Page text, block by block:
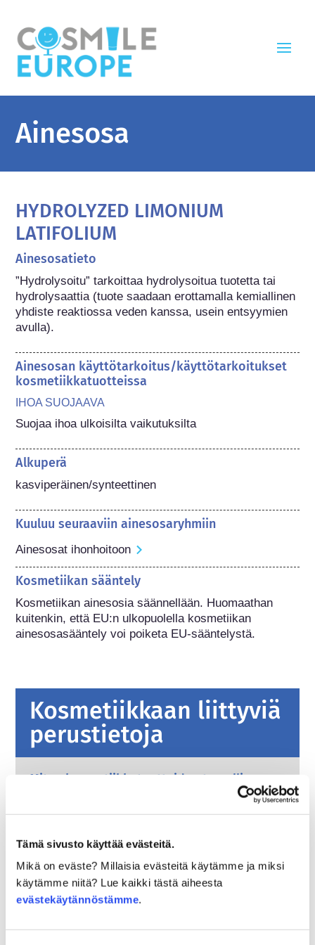
Tämä sivusto käyttää evästeitä.
Mikä on eväste? Millaisia evästeitä käytämme ja miksi
käytämme niitä? Lue kaikki tästä aiheesta
evästekäytännöstämme.
Ainesosa
HYDROLYZED LIMONIUM
LATIFOLIUM
Ainesosatieto
”Hydrolysoitu” tarkoittaa hydrolysoitua tuotetta tai
hydrolysaattia (tuote saadaan erottamalla kemiallinen
yhdiste reaktiossa veden kanssa, usein entsyymien
avulla).
Ainesosan käyttötarkoitus/käyttötarkoitukset
kosmetiikkatuotteissa
IHOA SUOJAAVA
Suojaa ihoa ulkoisilta vaikutuksilta
Alkuperä
kasviperäinen/synteettinen
Kuuluu seuraaviin ainesosaryhmiin
Ainesosat ihonhoitoon
Kosmetiikan sääntely
Kosmetiikan ainesosia säännellään. Huomaathan
kuitenkin, että EU:n ulkopuolella kosmetiikan
ainesosasääntely voi poiketa EU-sääntelystä.
Kosmetiikkaan liittyviä
perustietoja
Miten kosmetiikkatuotteiden turvallisuus
kosmetiikka- ja henkilökohtaisen hygienian
sekä kansalliset ja Euroopan unionin
viranomaiset ovat yhdessä vastuussa
kosmetiikkatuotteiden turvallisuudesta.
Mitä on hyvä tietää hormonitoimintaa
häiritsevistä kemikaaleista?
hygienian tuotteissa käytettyjen ainesosien on